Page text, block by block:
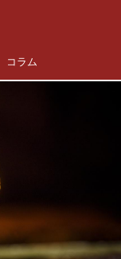
コラム